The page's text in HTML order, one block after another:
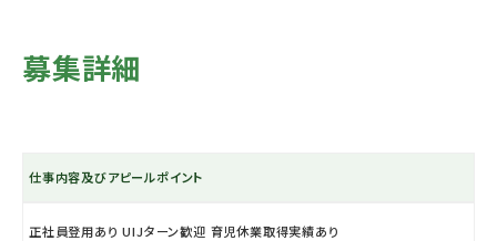
募集詳細
仕事内容及びアピールポイント
正社員登用あり UIJターン歓迎 育児休業取得実績あり